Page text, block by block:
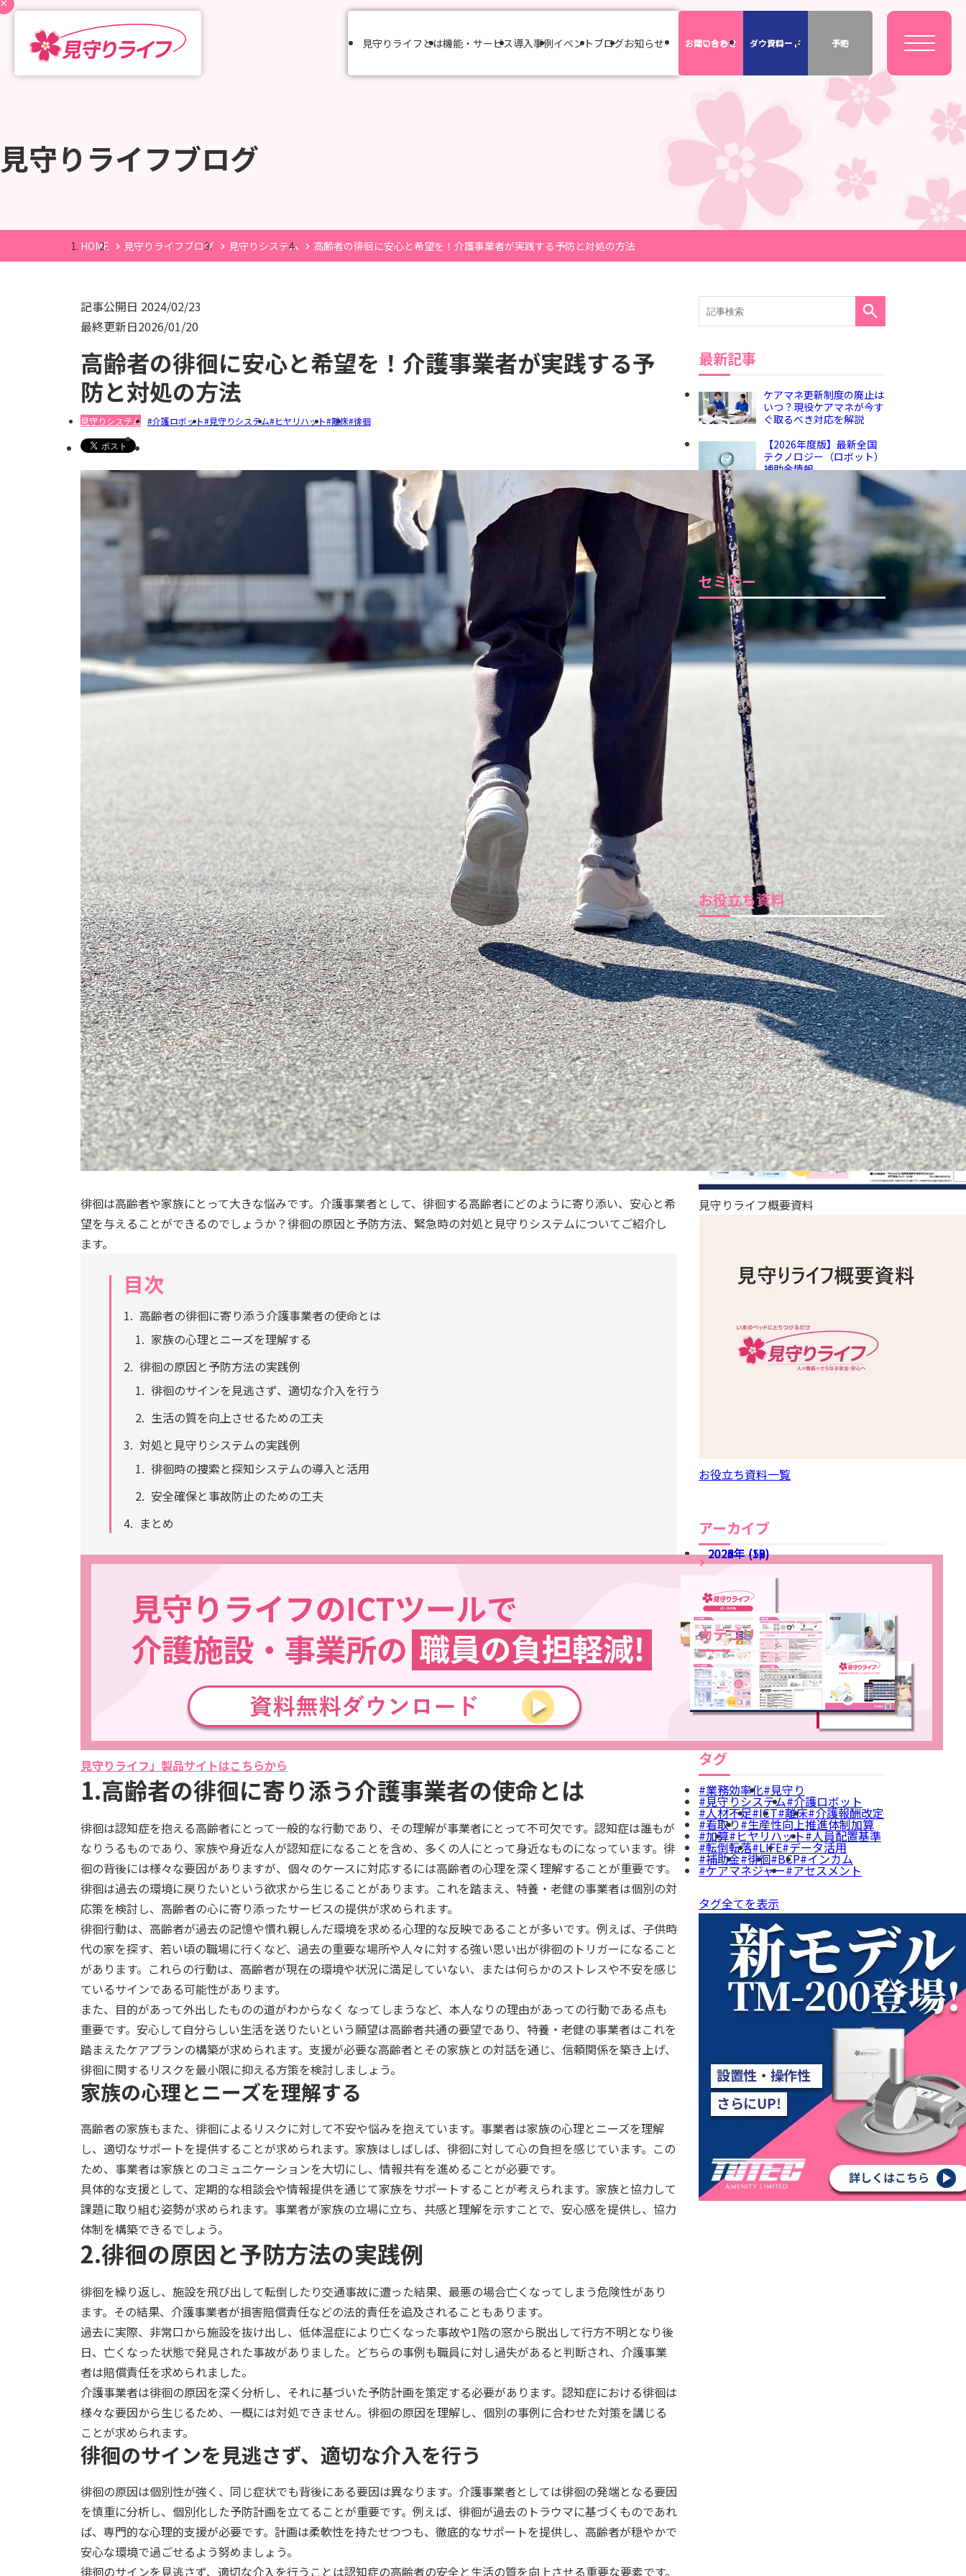
見守りライフとは機能・サービス導入事例イベントブログお知らせ お問い合わせ
はこちら 資料
ダウンロード デモ
予約
見守りライフブログ
HOME 見守りライフブログ 見守りシステム 高齢者の徘徊に安心と希望を！介護事業者が実践する予防と対処の方法
記事公開日 2024/02/23
最終更新日2026/01/20
高齢者の徘徊に安心と希望を！介護事業者が実践する予
防と対処の方法
見守りシステム 介護ロボット 見守りシステム ヒヤリハット 離床 徘徊
徘徊は高齢者や家族にとって大きな悩みです。介護事業者として、徘徊する高齢者にどのように寄り添い、安心と希
望を与えることができるのでしょうか？徘徊の原因と予防方法、緊急時の対処と見守りシステムについてご紹介し
ます。
目次
高齢者の徘徊に寄り添う介護事業者の使命とは
家族の心理とニーズを理解する
徘徊の原因と予防方法の実践例
徘徊のサインを見逃さず、適切な介入を行う
生活の質を向上させるための工夫
対処と見守りシステムの実践例
徘徊時の捜索と探知システムの導入と活用
安全確保と事故防止のための工夫
まとめ
見守りライフ」製品サイトはこちらから
1.高齢者の徘徊に寄り添う介護事業者の使命とは
徘徊は認知症を抱える高齢者にとって一般的な行動であり、その理解が事業者にとって不可欠です。認知症は誰もが
なりうるものであり、家族や身近な人が認知症になることを含め、多くの人にとって身近なものになっています。徘
徊の背後には様々な要因がありますが、個々のケースに対応するには高齢者の心理を深く理解することが重要です。
徘徊は過去の環境に戻りたいという欲求から生じることがあります。これを踏まえ、特養・老健の事業者は個別の対
応策を検討し、高齢者の心に寄り添ったサービスの提供が求められます。
徘徊行動は、高齢者が過去の記憶や慣れ親しんだ環境を求める心理的な反映であることが多いです。例えば、子供時
代の家を探す、若い頃の職場に行くなど、過去の重要な場所や人々に対する強い思い出が徘徊のトリガーになること
があります。これらの行動は、高齢者が現在の環境や状況に満足していない、または何らかのストレスや不安を感じ
ているサインである可能性があります。
また、目的があって外出したものの道がわからなく なってしまうなど、本人なりの理由があっての行動である点も
重要です。安心して自分らしい生活を送りたいという願望は高齢者共通の要望であり、特養・老健の事業者はこれを
踏まえたケアプランの構築が求められます。支援が必要な高齢者とその家族との対話を通じ、信頼関係を築き上げ、
徘徊に関するリスクを最小限に抑える方策を検討しましょう。
家族の心理とニーズを理解する
高齢者の家族もまた、徘徊によるリスクに対して不安や悩みを抱えています。事業者は家族の心理とニーズを理解
し、適切なサポートを提供することが求められます。家族はしばしば、徘徊に対して心の負担を感じています。この
ため、事業者は家族とのコミュニケーションを大切にし、情報共有を進めることが必要です。
具体的な支援として、定期的な相談会や情報提供を通じて家族をサポートすることが考えられます。家族と協力して
課題に取り組む姿勢が求められます。事業者が家族の立場に立ち、共感と理解を示すことで、安心感を提供し、協力
体制を構築できるでしょう。
2.徘徊の原因と予防方法の実践例
徘徊を繰り返し、施設を飛び出して転倒したり交通事故に遭った結果、最悪の場合亡くなってしまう危険性があり
ます。その結果、介護事業者が損害賠償責任などの法的責任を追及されることもあります。
過去に実際、非常口から施設を抜け出し、低体温症により亡くなった事故や1階の窓から脱出して行方不明となり後
日、亡くなった状態で発見された事故がありました。どちらの事例も職員に対し過失があると判断され、介護事業
者は賠償責任を求められました。
介護事業者は徘徊の原因を深く分析し、それに基づいた予防計画を策定する必要があります。認知症における徘徊は
様々な要因から生じるため、一概には対処できません。徘徊の原因を理解し、個別の事例に合わせた対策を講じる
ことが求められます。
徘徊のサインを見逃さず、適切な介入を行う
徘徊の原因は個別性が強く、同じ症状でも背後にある要因は異なります。介護事業者としては徘徊の発端となる要因
を慎重に分析し、個別化した予防計画を立てることが重要です。例えば、徘徊が過去のトラウマに基づくものであれ
ば、専門的な心理的支援が必要です。計画は柔軟性を持たせつつも、徹底的なサポートを提供し、高齢者が穏やかで
安心な環境で過ごせるよう努めましょう。
徘徊のサインを見逃さず、適切な介入を行うことは認知症の高齢者の安全と生活の質を向上させる重要な要素です。
最新記事
ケアマネ更新制度の廃止は
いつ？現役ケアマネが今す
ぐ取るべき対応を解説
【2026年度版】最新全国
テクノロジー（ロボット）
補助金情報
介護報酬改定【令和8年
度】何が変わる？臨時改定
のポイントを分かりやすく
解説
セミナー
お役立ち資料
見守りライフパンフレット
見守りライフ概要資料
お役立ち資料一覧
アーカイブ
2026年 (5)
2025年 (12)
2024年 (13)
2023年 (19)
2022年 (10)
アーカイブ全てを表示
カテゴリ
お役立ち情報 介護報酬見守りシステムICT
離床センサー補助金
カテゴリ全てを表示
タグ
業務効率化 見守り
見守りシステム 介護ロボット
人材不足 ICT 離床 介護報酬改定
看取り 生産性向上推進体制加算
加算 ヒヤリハット 人員配置基準
転倒転落 LIFE データ活用
補助金 徘徊 BCP インカム
ケアマネジャー アセスメント
タグ全てを表示